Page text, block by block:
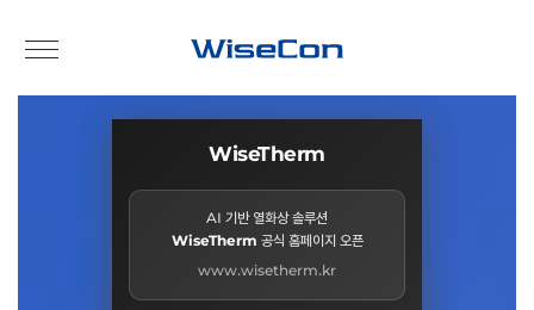
WisePARK
AI 기반 주차유도 솔루션
WisePARK공식 홈페이지 오픈
www.wisepark.kr
WiseTherm
AI 기반 열화상 솔루션
WiseTherm 공식 홈페이지 오픈
www.wisetherm.kr